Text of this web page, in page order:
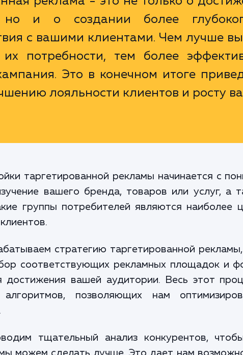
но и о создании более
с вашими клиентами. Чем лучше
потребности, тем более
Это в конечном итоге
лояльности клиентов и росту
таргетированной рекламы начинается с
вашего бренда, товаров или услуг,
группы потребителей являются
стратегию таргетированной
соответствующих рекламных площадок и
достижения вашей аудитории. Весь этот
позволяющих нам
тщательный анализ конкурентов,
можем сделать лучше. Это дает нам